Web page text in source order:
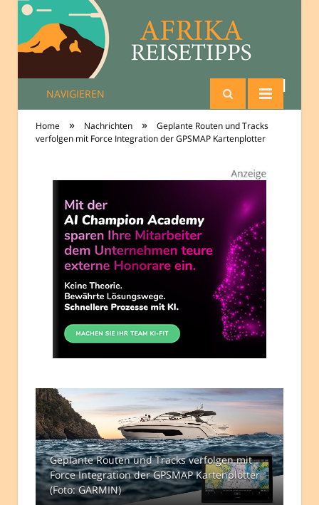
Reisetipps Afrika
NAVIGIEREN
Home » Nachrichten »
Geplante Routen und Tracks
verfolgen mit Force Integration der GPSMAP Kartenplotter
Geplante Routen und Tracks verfolgen mit
Force Integration der GPSMAP Kartenplotter
(Foto: GARMIN)